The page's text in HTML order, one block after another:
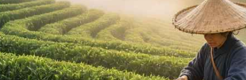
有点苦涩，但第二泡之后口感慢慢变得醇和，香气也出来了
了香精的茶一上来就浓烈，而是需要你慢慢等、慢慢品，它